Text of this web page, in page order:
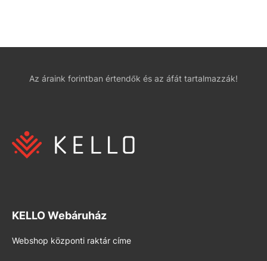
Az áraink forintban értendők és az áfát tartalmazzák!
KELLO Webáruház
Webshop központi raktár címe